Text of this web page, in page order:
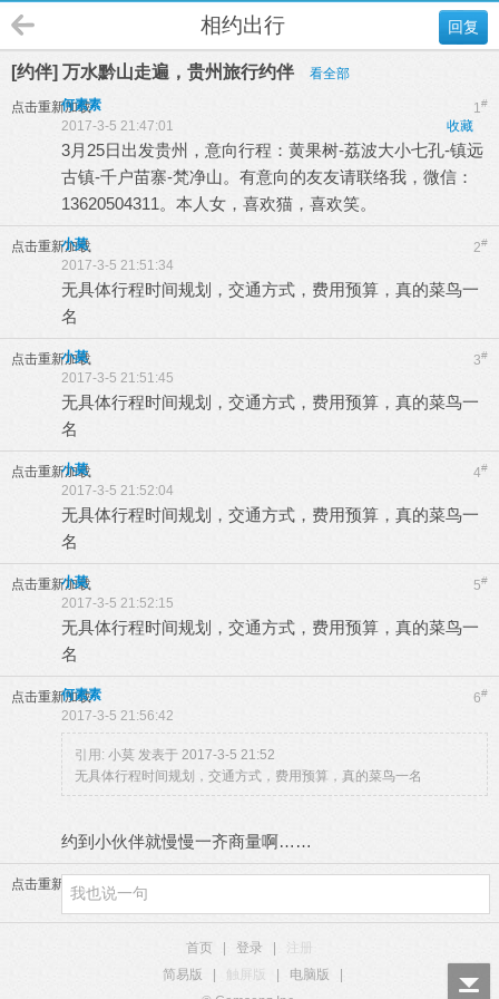
回复
相约出行
[约伴] 万水黔山走遍，贵州旅行约伴 看全部
点击重新加载 1#
何素素
收藏
2017-3-5 21:47:01
3月25日出发贵州，意向行程：黄果树-荔波大小七孔-镇远
古镇-千户苗寨-梵净山。有意向的友友请联络我，微信：
13620504311。本人女，喜欢猫，喜欢笑。
点击重新加载 2#
小莫
2017-3-5 21:51:34
无具体行程时间规划，交通方式，费用预算，真的菜鸟一
名
点击重新加载 3#
小莫
2017-3-5 21:51:45
无具体行程时间规划，交通方式，费用预算，真的菜鸟一
名
点击重新加载 4#
小莫
2017-3-5 21:52:04
无具体行程时间规划，交通方式，费用预算，真的菜鸟一
名
点击重新加载 5#
小莫
2017-3-5 21:52:15
无具体行程时间规划，交通方式，费用预算，真的菜鸟一
名
点击重新加载 6#
何素素
2017-3-5 21:56:42
引用: 小莫 发表于 2017-3-5 21:52
无具体行程时间规划，交通方式，费用预算，真的菜鸟一名
约到小伙伴就慢慢一齐商量啊……
点击重新加载
首页 登录
简易版
触屏版 电脑版